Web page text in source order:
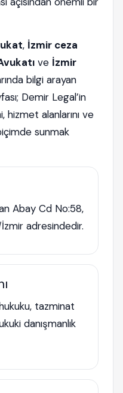
, İzmir ceza
ve İzmir
bilgi arayan
Demir Legal’in
hizmet alanlarını ve
biçimde sunmak
Abay Cd No:58,
adresindedir.
tazminat
danışmanlık